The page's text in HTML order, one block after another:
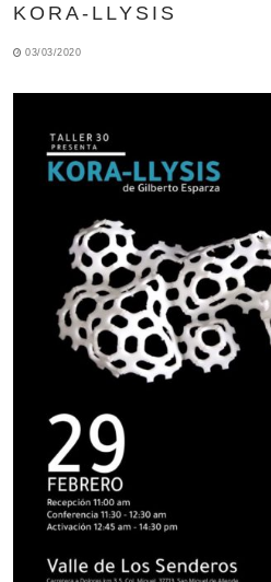
KORA-LLYSIS
03/03/2020